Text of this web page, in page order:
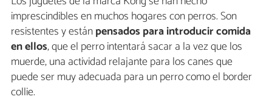
imprescindibles en muchos hogares con perros. Son
resistentes y estánpensados para introducir comida
en ellos, que el perro intentará sacar a la vez que los
muerde, una actividad relajante para los canes que
puede ser muy adecuada para un perro como el border
collie.